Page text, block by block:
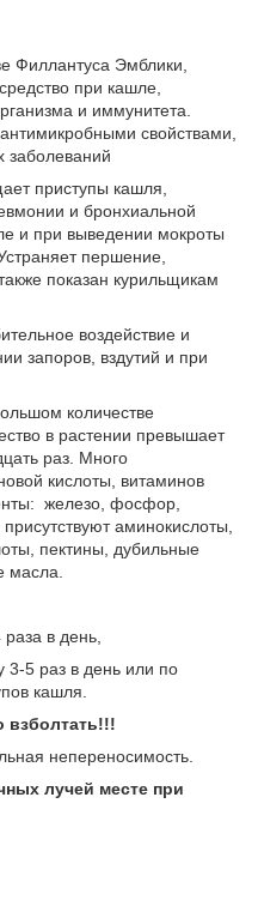
Эмблики,
при кашле,
и иммунитета.
свойствами,
заболеваний
приступы кашля,
и бронхиальной
и при выведении мокроты
першение,
показан курильщикам
воздействие и
запоров, вздутий и при
количестве
в растении превышает
раз. Много
кислоты, витаминов
железо, фосфор,
аминокислоты,
пектины, дубильные
в день,
3-5 раз в день или по
кашля.
взболтать!!!
непереносимость.
лучей месте при